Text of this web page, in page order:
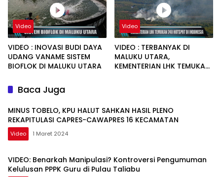
Video
VIDEO : INOVASI BUDI DAYA
UDANG VANAME SISTEM
BIOFLOK DI MALUKU UTARA
Video
VIDEO : TERBANYAK DI
MALUKU UTARA,
KEMENTERIAN LHK TEMUKAN
Baca Juga
MINUS TOBELO, KPU HALUT SAHKAN HASIL PLENO
REKAPITULASI CAPRES-CAWAPRES 16 KECAMATAN
Video 1 Maret 2024
VIDEO: Benarkah Manipulasi? Kontroversi Pengumuman
Kelulusan PPPK Guru di Pulau Taliabu